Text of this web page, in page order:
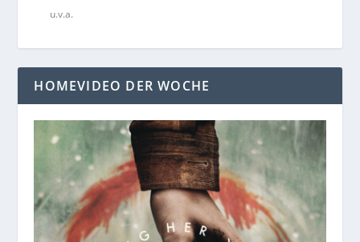
u.v.a.
HOMEVIDEO DER WOCHE